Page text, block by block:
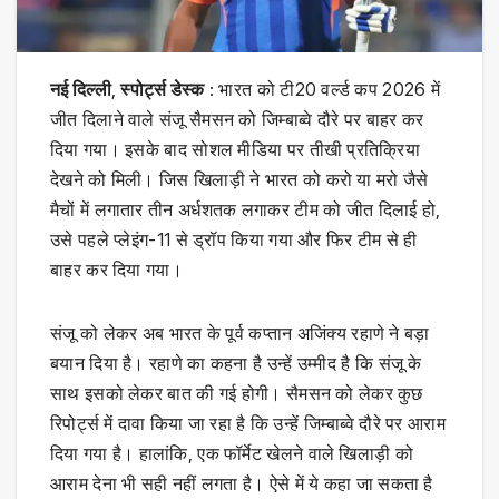
नई दिल्ली,स्पोर्ट्स डेस्क: भारत को टी20 वर्ल्ड कप 2026 में
जीत दिलाने वाले संजू सैमसन को जिम्बाब्वे दौरे पर बाहर कर
दिया गया। इसके बाद सोशल मीडिया पर तीखी प्रतिक्रिया
देखने को मिली। जिस खिलाड़ी ने भारत को करो या मरो जैसे
मैचों में लगातार तीन अर्धशतक लगाकर टीम को जीत दिलाई हो,
उसे पहले प्लेइंग-11 से ड्रॉप किया गया और फिर टीम से ही
बाहर कर दिया गया।
संजू को लेकर अब भारत के पूर्व कप्तान अजिंक्य रहाणे ने बड़ा
बयान दिया है। रहाणे का कहना है उन्हें उम्मीद है कि संजू के
साथ इसको लेकर बात की गई होगी। सैमसन को लेकर कुछ
रिपोर्ट्स में दावा किया जा रहा है कि उन्हें जिम्बाब्वे दौरे पर आराम
दिया गया है। हालांकि, एक फॉर्मेट खेलने वाले खिलाड़ी को
आराम देना भी सही नहीं लगता है। ऐसे में ये कहा जा सकता है